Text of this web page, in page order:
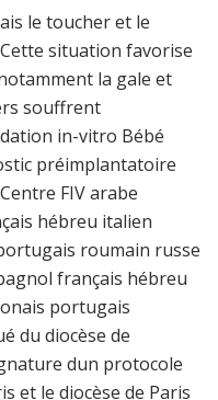
le toucher et le
situation favorise
la gale et
souffrent
in-vitro Bébé
préimplantatoire
FIV arabe
hébreu italien
roumain russe
français hébreu
portugais
du diocèse de
dun protocole
et le diocèse de Paris